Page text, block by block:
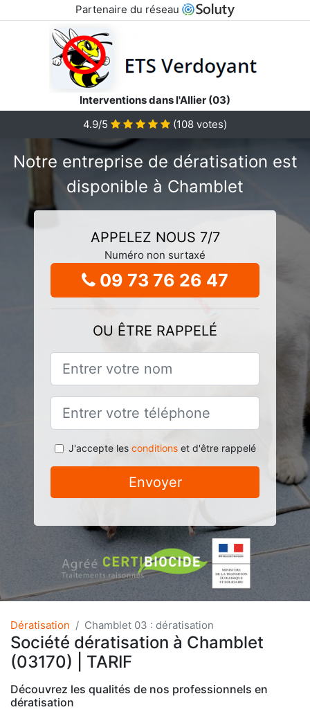
Partenaire du réseau
Interventions dans l'Allier (03)
4.9/5
(108 votes)
Notre entreprise de dératisation est
disponible à Chamblet
APPELEZ NOUS 7/7
Numéro non surtaxé
09 73 76 26 47
OU ÊTRE RAPPELÉ
J'accepte les conditionset d'être rappelé
Envoyer
Dératisation Chamblet 03 : dératisation
Société dératisation à Chamblet
(03170) | TARIF
Découvrez les qualités de nos professionnels en
dératisation